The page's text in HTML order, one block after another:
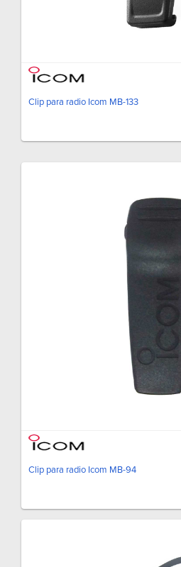
Clip para radio Icom MB-133
Clip para radio Icom MB-94